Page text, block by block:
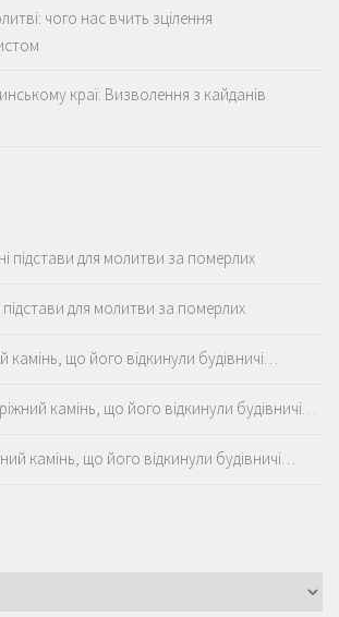
чого нас вчить зцілення
краї: Визволення з кайданів
підстави для молитви за померлих
підстави для молитви за померлих
камінь, що його відкинули будівничі…
камінь, що його відкинули будівничі…
камінь, що його відкинули будівничі…